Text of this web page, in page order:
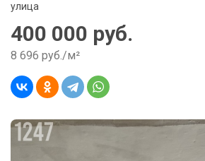
улица
400 000 руб.
8 696 руб./м²